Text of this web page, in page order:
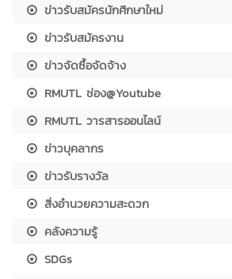
ข่าวรับสมัครนักศึกษาใหม่
ข่าวรับสมัครงาน
ข่าวจัดซื้อจัดจ้าง
RMUTL ช่อง@Youtube
RMUTL วารสารออนไลน์
ข่าวบุคลากร
ข่าวรับรางวัล
สิ่งอำนวยความสะดวก
คลังความรู้
SDGs